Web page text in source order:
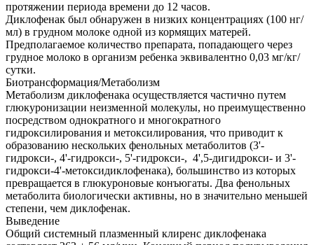
протяжении периода времени до 12 часов.
Диклофенак был обнаружен в низких концентрациях (100 нг/
мл) в грудном молоке одной из кормящих матерей.
Предполагаемое количество препарата, попадающего через
грудное молоко в организм ребенка эквивалентно 0,03 мг/кг/
сутки.
Биотрансформация/Метаболизм
Метаболизм диклофенака осуществляется частично путем
глюкуронизации неизменной молекулы, но преимущественно
посредством однократного и многократного
гидроксилирования и метоксилирования, что приводит к
образованию нескольких фенольных метаболитов (3'-
гидрокси-, 4'-гидрокси-, 5'-гидрокси-, 4',5-дигидрокси- и 3'-
гидрокси-4'-метоксидиклофенака), большинство из которых
превращается в глюкуроновые конъюгаты. Два фенольных
метаболита биологически активны, но в значительно меньшей
степени, чем диклофенак.
Выведение
Общий системный плазменный клиренс диклофенака